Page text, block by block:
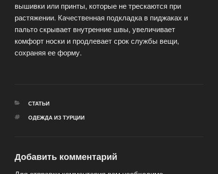
вышивки или принты, которые не трескаются при
растяжении. Качественная подкладка в пиджаках и
пальто скрывает внутренние швы, увеличивает
комфорт носки и продлевает срок службы вещи,
сохраняя ее форму.
РУБРИКИ
СТАТЬИ
МЕТКИ
ОДЕЖДА ИЗ ТУРЦИИ
Добавить комментарий